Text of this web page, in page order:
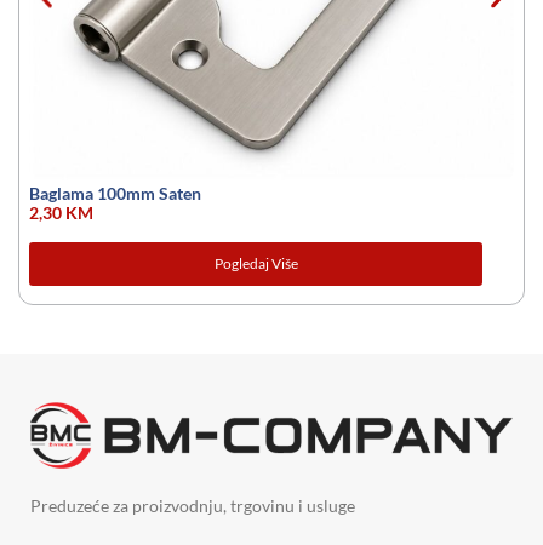
Baglama 100mm Saten
2,30 KM
Pogledaj Više
Preduzeće za proizvodnju, trgovinu i usluge